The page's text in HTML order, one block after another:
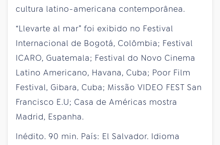
cultura latino-americana contemporânea.
“Llevarte al mar” foi exibido no Festival
Internacional de Bogotá, Colômbia; Festival
ICARO, Guatemala; Festival do Novo Cinema
Latino Americano, Havana, Cuba; Poor Film
Festival, Gibara, Cuba; Missão VIDEO FEST San
Francisco E.U; Casa de Américas mostra
Madrid, Espanha.
Inédito. 90 min. País: El Salvador. Idioma